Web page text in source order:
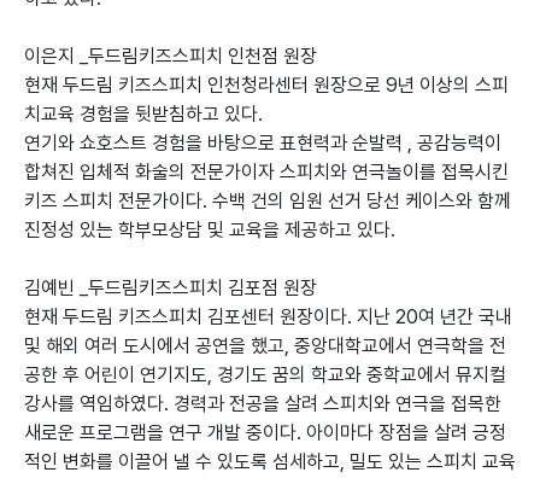
이은지 _두드림키즈스피치 인천점 원장
현재 두드림 키즈스피치 인천청라센터 원장으로 9년 이상의 스피
치교육 경험을 뒷받침하고 있다.
연기와 쇼호스트 경험을 바탕으로 표현력과 순발력 , 공감능력이
합쳐진 입체적 화술의 전문가이자 스피치와 연극놀이를 접목시킨
키즈 스피치 전문가이다. 수백 건의 임원 선거 당선 케이스와 함께
진정성 있는 학부모상담 및 교육을 제공하고 있다.
김예빈 _두드림키즈스피치 김포점 원장
현재 두드림 키즈스피치 김포센터 원장이다. 지난 20여 년간 국내
및 해외 여러 도시에서 공연을 했고, 중앙대학교에서 연극학을 전
공한 후 어린이 연기지도, 경기도 꿈의 학교와 중학교에서 뮤지컬
강사를 역임하였다. 경력과 전공을 살려 스피치와 연극을 접목한
새로운 프로그램을 연구 개발 중이다. 아이마다 장점을 살려 긍정
적인 변화를 이끌어 낼 수 있도록 섬세하고, 밀도 있는 스피치 교육